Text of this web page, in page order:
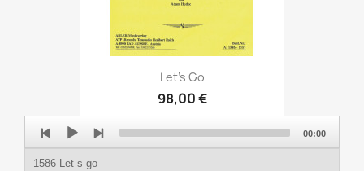
Let's Go
98,00 €
Player
1586 Let s go
00:00